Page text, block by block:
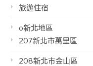
旅遊住宿
o新北地區
207新北市萬里區
208新北市金山區